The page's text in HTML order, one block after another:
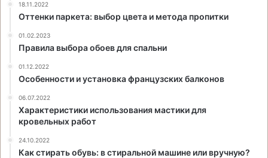
18.11.2022
Оттенки паркета: выбор цвета и метода пропитки
01.02.2023
Правила выбора обоев для спальни
01.12.2022
Особенности и установка французских балконов
06.07.2022
Характеристики использования мастики для
кровельных работ
24.10.2022
Как стирать обувь: в стиральной машине или вручную?